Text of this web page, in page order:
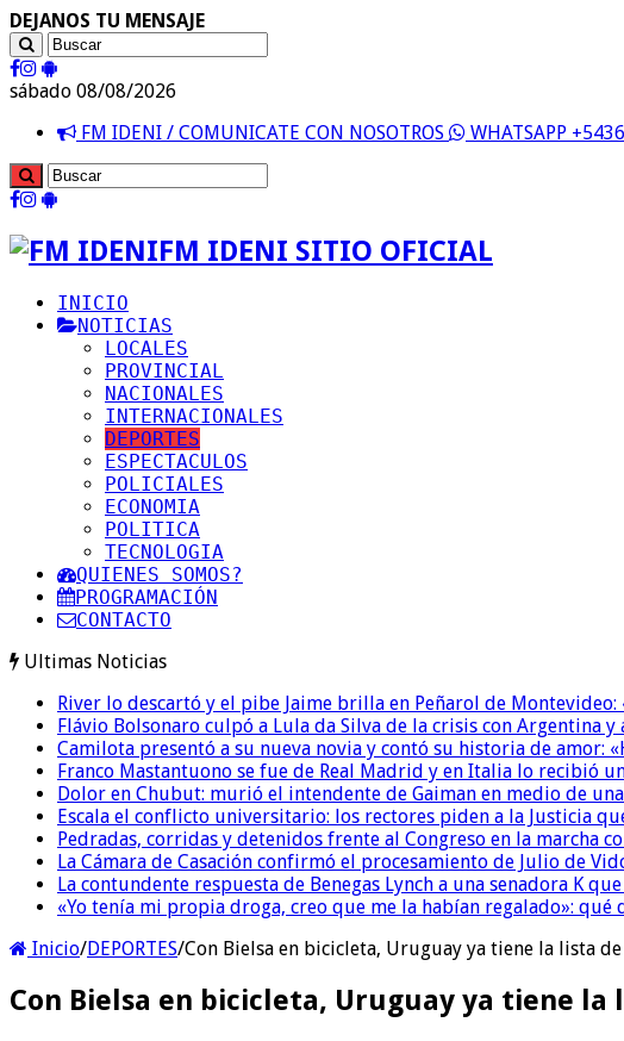
DEJANOS TU MENSAJE
sábado 08/08/2026
FM IDENI / COMUNICATE CON NOSOTROS
WHATSAPP
FM IDENI SITIO OFICIAL
INICIO
NOTICIAS
LOCALES
PROVINCIAL
NACIONALES
INTERNACIONALES
DEPORTES
ESPECTACULOS
POLICIALES
ECONOMIA
POLITICA
TECNOLOGIA
QUIENES SOMOS?
PROGRAMACIÓN
CONTACTO
Ultimas Noticias
River lo descartó y el pibe Jaime brilla en Peñarol de Montevideo:
Flávio Bolsonaro culpó a Lula da Silva de la crisis con Argentina
Camilota presentó a su nueva novia y contó su historia de amor:
Franco Mastantuono se fue de Real Madrid y en Italia lo recibió
Dolor en Chubut: murió el intendente de Gaiman en medio de
Escala el conflicto universitario: los rectores piden a la Justicia
Pedradas, corridas y detenidos frente al Congreso en la marcha
La Cámara de Casación confirmó el procesamiento de Julio de
La contundente respuesta de Benegas Lynch a una senadora K
«Yo tenía mi propia droga, creo que me la habían regalado»: qué
Inicio/DEPORTES/Con Bielsa en bicicleta, Uruguay ya tiene la lista
Con Bielsa en bicicleta, Uruguay ya tiene